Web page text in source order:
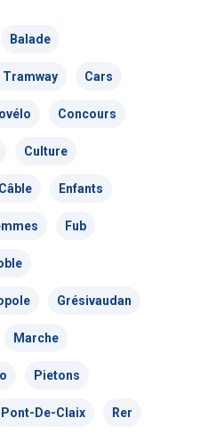
Balade
Tramway Cars
Concours
Culture
Câble Enfants
Fub
Grésivaudan
Marche
Pietons
Pont-De-Claix Rer